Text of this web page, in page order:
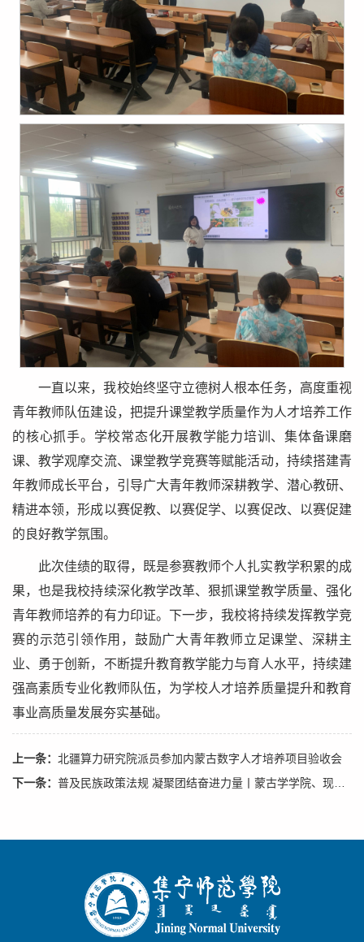
一直以来，我校始终坚守立德树人根本任务，高度重视
青年教师队伍建设，把提升课堂教学质量作为人才培养工作
的核心抓手。学校常态化开展教学能力培训、集体备课磨
课、教学观摩交流、课堂教学竞赛等赋能活动，持续搭建青
年教师成长平台，引导广大青年教师深耕教学、潜心教研、
精进本领，形成以赛促教、以赛促学、以赛促改、以赛促建
的良好教学氛围。
此次佳绩的取得，既是参赛教师个人扎实教学积累的成
果，也是我校持续深化教学改革、狠抓课堂教学质量、强化
青年教师培养的有力印证。下一步，我校将持续发挥教学竞
赛的示范引领作用，鼓励广大青年教师立足课堂、深耕主
业、勇于创新，不断提升教育教学能力与育人水平，持续建
强高素质专业化教师队伍，为学校人才培养质量提升和教育
事业高质量发展夯实基础。
上一条： 北疆算力研究院派员参加内蒙古数字人才培养项目验收会
下一条： 普及民族政策法规 凝聚团结奋进力量丨蒙古学学院、现代服务学院、音乐与舞蹈学院联合开展民族政策宣传月、民族法治宣传周主题教育活动